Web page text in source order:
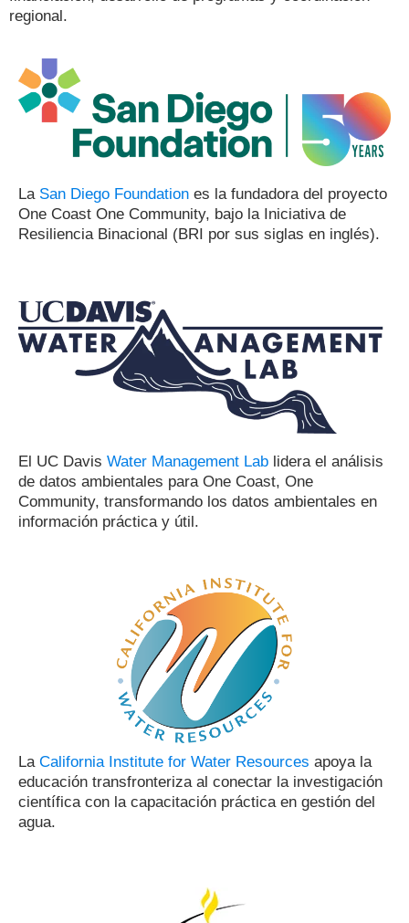
regional.
La San Diego Foundation es la fundadora del proyecto
One Coast One Community, bajo la Iniciativa de
Resiliencia Binacional (BRI por sus siglas en inglés).
El UC Davis Water Management Lab lidera el análisis
de datos ambientales para One Coast, One
Community, transformando los datos ambientales en
información práctica y útil.
La California Institute for Water Resources apoya la
educación transfronteriza al conectar la investigación
científica con la capacitación práctica en gestión del
agua.